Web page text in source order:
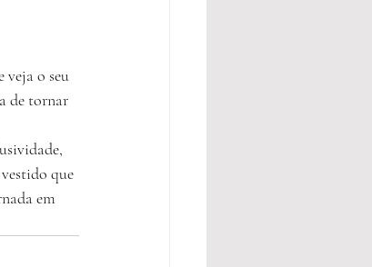
veja o seu
de tornar
que
em